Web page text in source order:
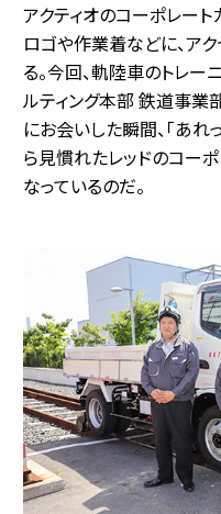
アクティオのコーポレート
ロゴや作業着などに、ア
る。今回、軌陸車のトレー
ルティング本部 鉄道事
にお会いした瞬間、「あれ
ら見慣れたレッドのコー
なっているのだ。